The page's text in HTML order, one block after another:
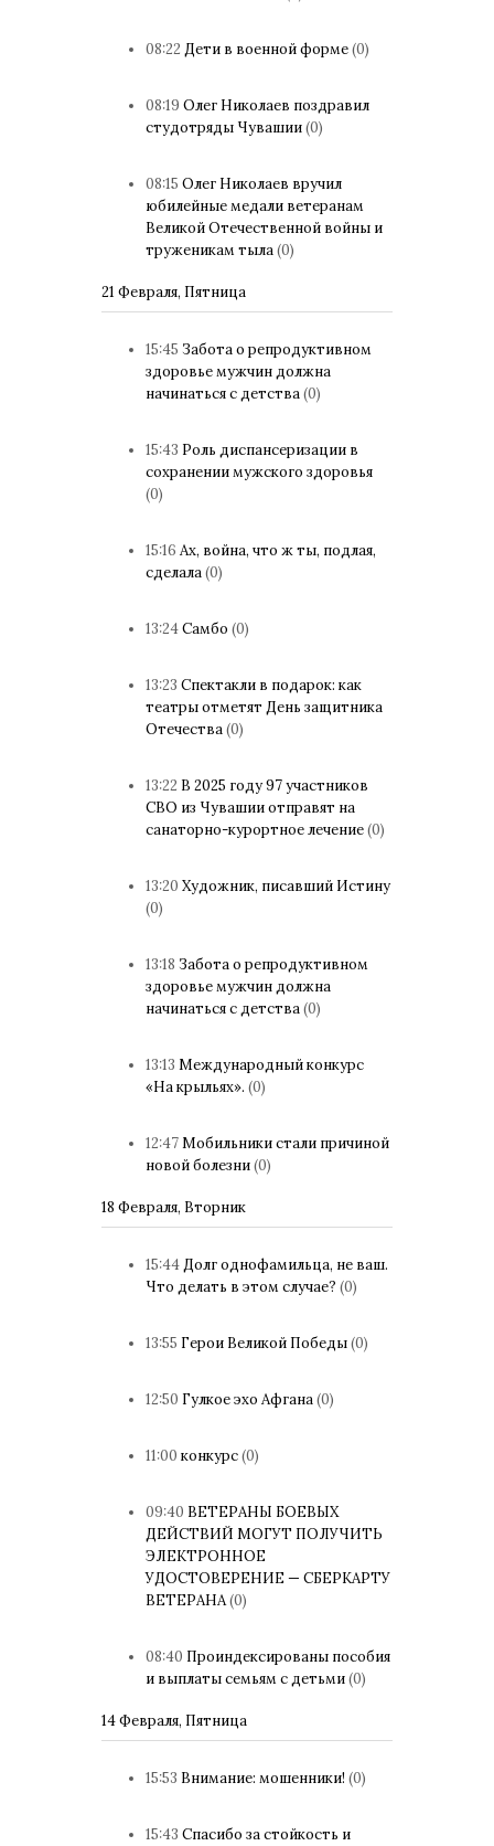
08:22 Дети в военной форме(0)
08:19 Олег Николаев поздравил
студотряды Чувашии(0)
08:15 Олег Николаев вручил
юбилейные медали ветеранам
Великой Отечественной войны и
труженикам тыла(0)
21 Февраля, Пятница
15:45 Забота о репродуктивном
здоровье мужчин должна
начинаться с детства(0)
15:43 Роль диспансеризации в
сохранении мужского здоровья
(0)
15:16 Ах, война, что ж ты, подлая,
сделала(0)
13:24Самбо (0)
13:23 Спектакли в подарок: как
театры отметят День защитника
Отечества(0)
13:22 В 2025 году 97 участников
СВО из Чувашии отправят на
санаторно-курортное лечение(0)
13:20 Художник, писавший Истину
(0)
13:18 Забота о репродуктивном
здоровье мужчин должна
начинаться с детства(0)
13:13 Международный конкурс
«На крыльях». (0)
12:47Мобильники стали причиной
новой болезни(0)
18 Февраля, Вторник
15:44Долг однофамильца, не ваш.
Что делать в этом случае? (0)
13:55 Герои Великой Победы(0)
12:50 Гулкое эхо Афгана(0)
11:00 конкурс(0)
09:40 ВЕТЕРАНЫ БОЕВЫХ
ДЕЙСТВИЙ МОГУТ ПОЛУЧИТЬ
ЭЛЕКТРОННОЕ
УДОСТОВЕРЕНИЕ — СБЕРКАРТУ
ВЕТЕРАНА(0)
08:40 Проиндексированы пособия
и выплаты семьям с детьми(0)
14 Февраля, Пятница
15:53 Внимание: мошенники! (0)
15:43 Спасибо за стойкость и